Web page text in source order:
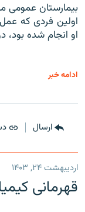
بیمارستان عمومی
اولین فردی که
او انجام شده
ادامه خبر
ارسال
اردیبهشت ۲۴, ۱۴۰۳
قهرمانی